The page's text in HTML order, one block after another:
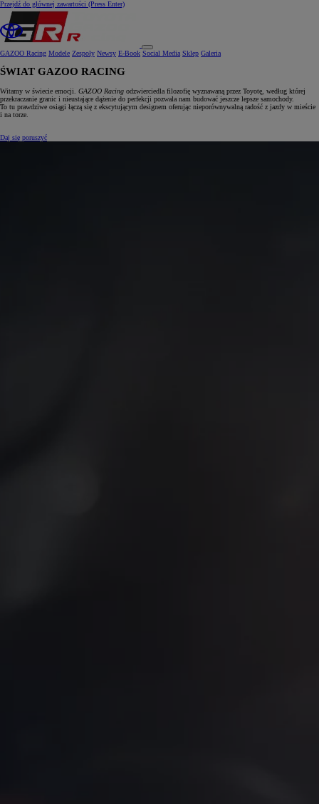
Przejdź do głównej zawartości (Press Enter)
GAZOO Racing Modele Zespoły Newsy E‑Book Social Media Sklep Galeria
ŚWIAT GAZOO RACING
Witamy w świecie emocji. GAZOO Racing odzwierciedla filozofię wyznawaną przez Toyotę, według której
przekraczanie granic i nieustające dążenie do perfekcji pozwala nam budować jeszcze lepsze samochody.
To tu prawdziwe osiągi łączą się z ekscytującym designem oferując nieporównywalną radość z jazdy w mieście
i na torze.
Daj się poruszyć